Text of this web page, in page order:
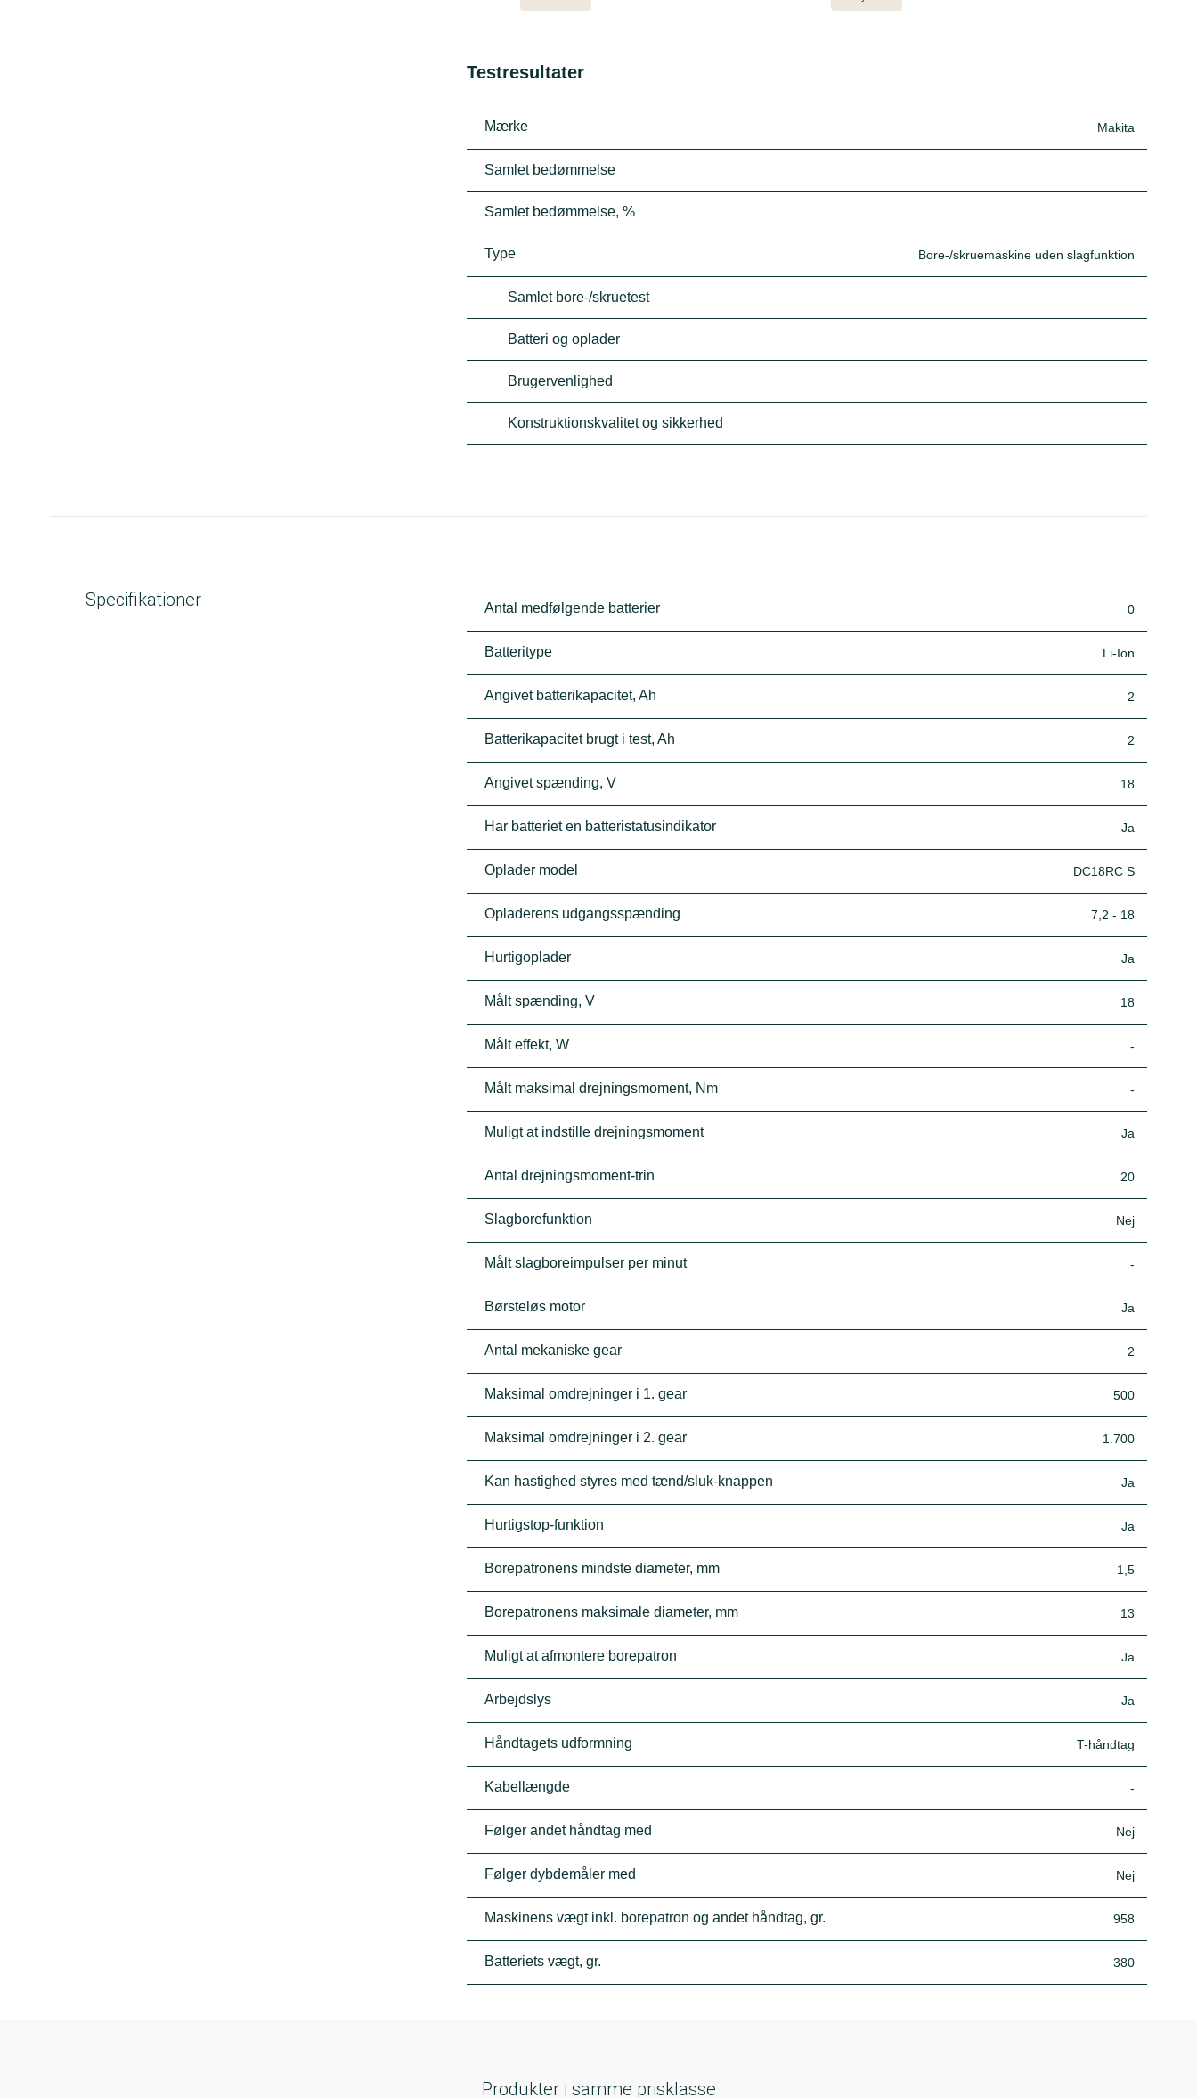
Testresultater
Mærke Makita
Samlet bedømmelse
Samlet bedømmelse, %
Type Bore-/skruemaskine uden slagfunktion
Samlet bore-/skruetest
Batteri og oplader
Brugervenlighed
Konstruktionskvalitet og sikkerhed
Specifikationer Antal medfølgende batterier 0
Batteritype Li-Ion
Angivet batterikapacitet, Ah 2
Batterikapacitet brugt i test, Ah 2
Angivet spænding, V 18
Har batteriet en batteristatusindikator Ja
Oplader model DC18RC S
Opladerens udgangsspænding 7,2 - 18
Hurtigoplader Ja
Målt spænding, V 18
Målt effekt, W -
Målt maksimal drejningsmoment, Nm -
Muligt at indstille drejningsmoment Ja
Antal drejningsmoment-trin 20
Slagborefunktion Nej
Målt slagboreimpulser per minut -
Børsteløs motor Ja
Antal mekaniske gear 2
Maksimal omdrejninger i 1. gear 500
Maksimal omdrejninger i 2. gear 1.700
Kan hastighed styres med tænd/sluk-knappen Ja
Hurtigstop-funktion Ja
Borepatronens mindste diameter, mm 1,5
Borepatronens maksimale diameter, mm 13
Muligt at afmontere borepatron Ja
Arbejdslys Ja
Håndtagets udformning T-håndtag
Kabellængde -
Følger andet håndtag med Nej
Følger dybdemåler med Nej
Maskinens vægt inkl. borepatron og andet håndtag, gr. 958
Batteriets vægt, gr. 380
Produkter i samme prisklasse